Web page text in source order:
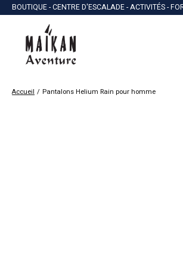
BOUTIQUE - CENTRE D'ESCALADE - ACTIVITÉS -
Accueil / Pantalons Helium Rain pour homme